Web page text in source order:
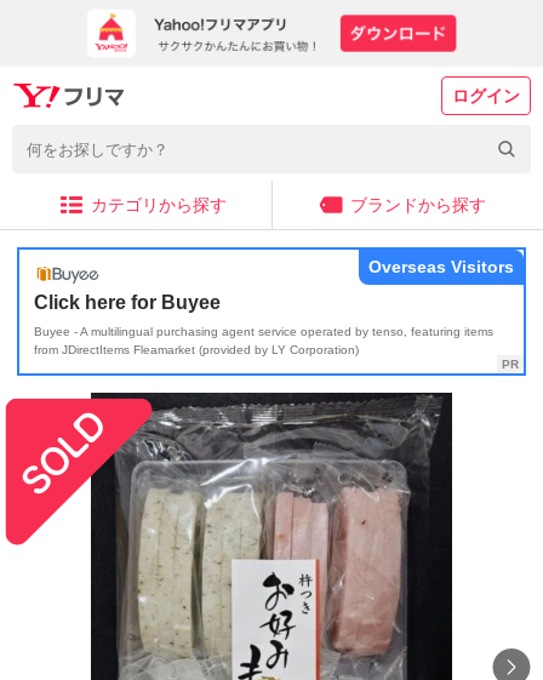
ログイン
カテゴリから探す ブランドから探す
Click here for Buyee
Buyee - A multilingual purchasing agent service operated by tenso, featuring items
from JDirectItems Fleamarket (provided by LY Corporation)
Overseas Visitors